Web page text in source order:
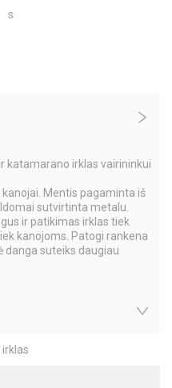
s
katamarano irklas vairininkui
Mentis pagaminta iš
sutvirtinta metalu.
ir patikimas irklas tiek
kanojoms. Patogi rankena
danga suteiks daugiau
irklas